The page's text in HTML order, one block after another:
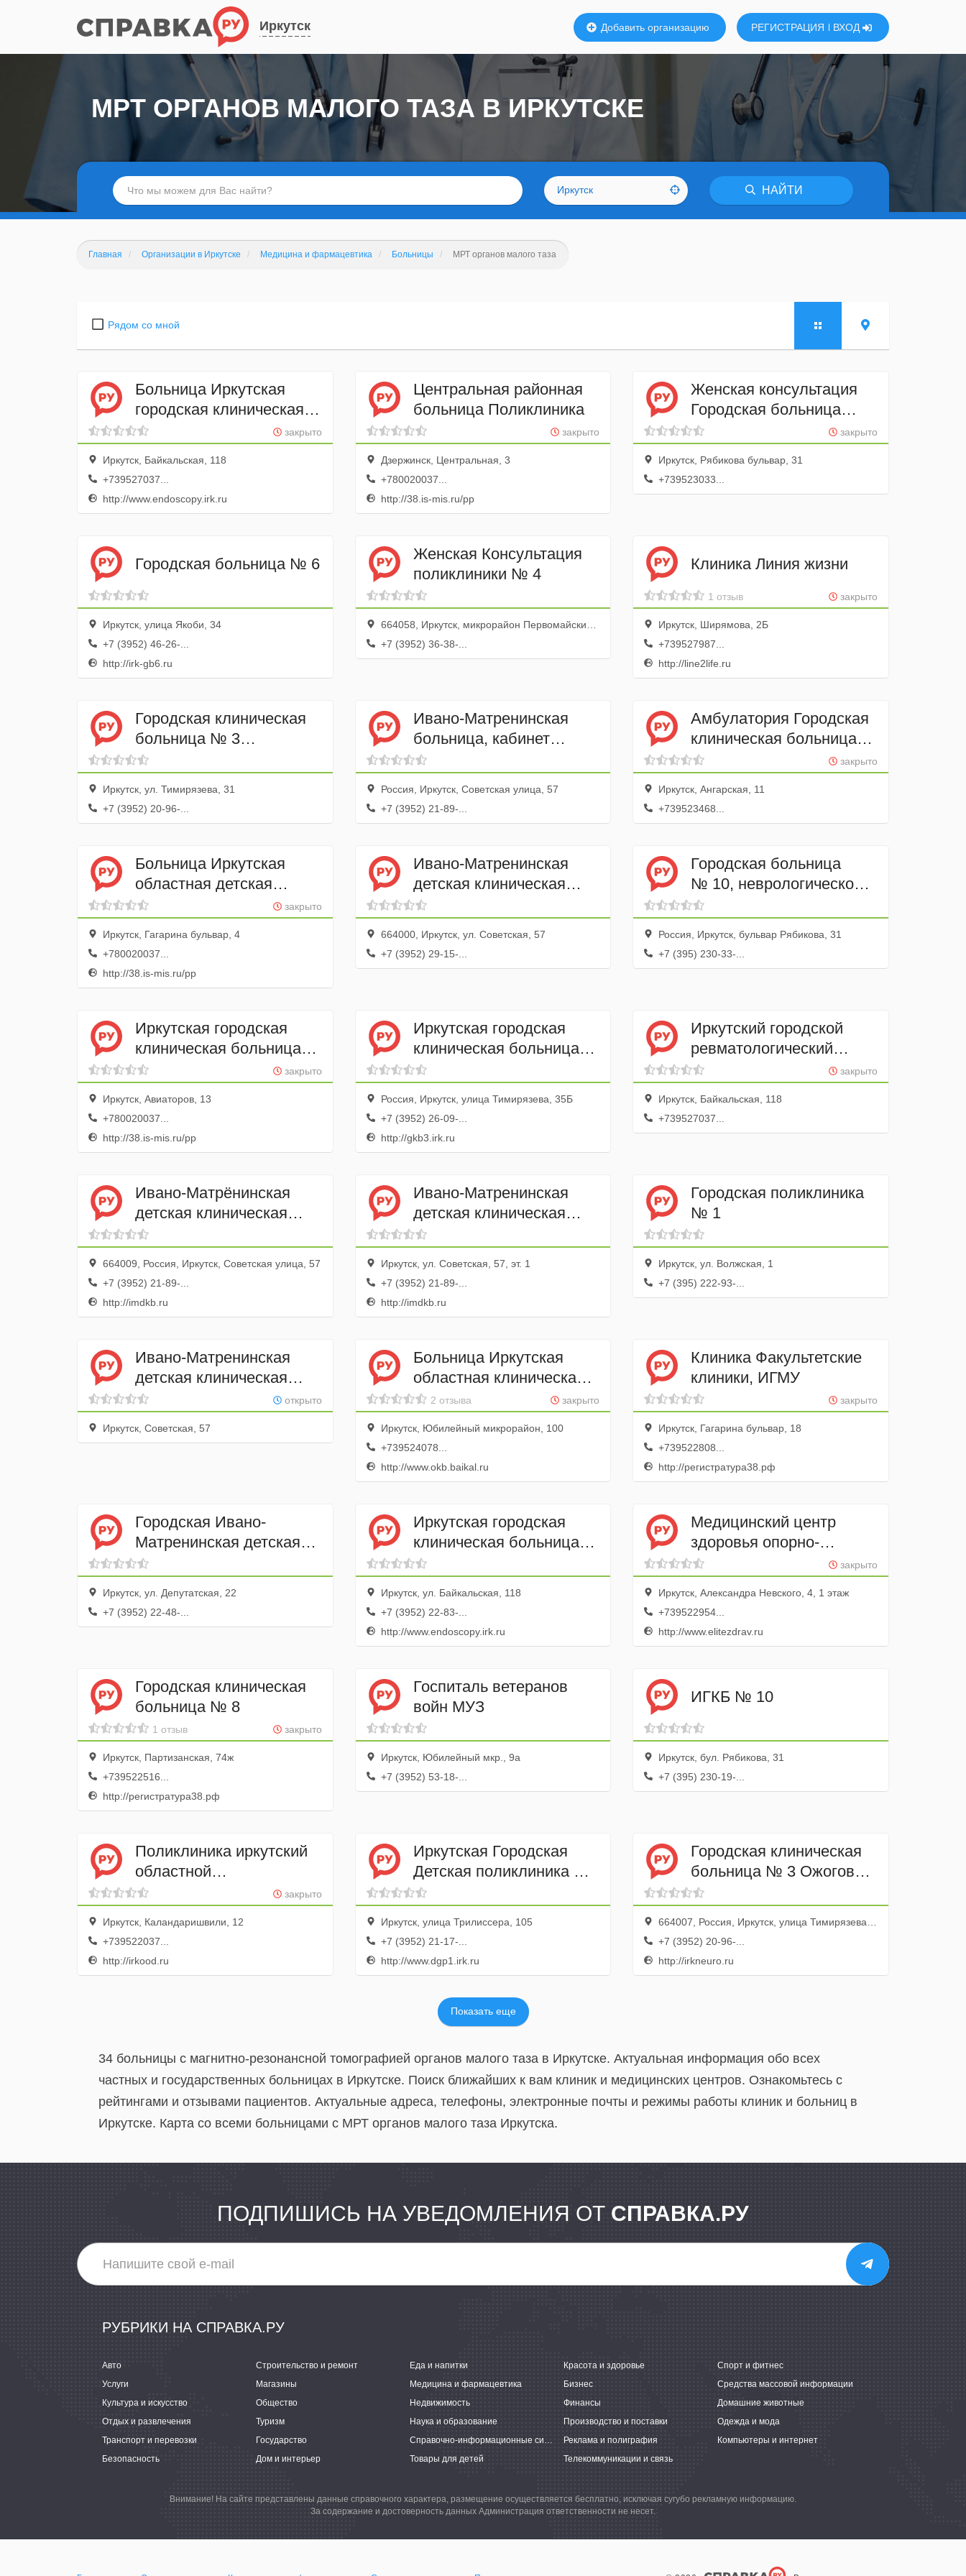
Иркутск Добавить организацию РЕГИСТРАЦИЯ ВХОД
Иркутск НАЙТИ
МРТ ОРГАНОВ МАЛОГО ТАЗА В ИРКУТСКЕ
Главная Организации в Иркутске Медицина и фармацевтика Больницы МРТ органов малого таза
Рядом со мной
Больница Иркутская
городская клиническая
больница № 1
закрыто
Иркутск, Байкальская, 118
+739527037...
http://www.endoscopy.irk.ru
Центральная районная
больница Поликлиника
закрыто
Дзержинск, Центральная, 3
+780020037...
http://38.is-mis.ru/pp
Женская консультация
Городская больница
№ 10
закрыто
Иркутск, Рябикова бульвар, 31
+739523033...
Городская больница № 6
Иркутск, улица Якоби, 34
+7 (3952) 46-26-...
http://irk-gb6.ru
Женская Консультация
поликлиники № 4
664058, Иркутск, микрорайон Первомайский, 23а
+7 (3952) 36-38-...
Клиника Линия жизни
закрыто
1 отзыв
Иркутск, Ширямова, 2Б
+739527987...
http://line2life.ru
Городская клиническая
больница № 3
Травматологическое
отделение № 1
Иркутск, ул. Тимирязева, 31
+7 (3952) 20-96-...
Ивано-Матренинская
больница, кабинет
экстренной стоматологии
Россия, Иркутск, Советская улица, 57
+7 (3952) 21-89-...
Амбулатория Городская
клиническая больница
№ 8
закрыто
Иркутск, Ангарская, 11
+739523468...
Больница Иркутская
областная детская
клиническая больницазакрыто
Иркутск, Гагарина бульвар, 4
+780020037...
http://38.is-mis.ru/pp
Ивано-Матренинская
детская клиническая
больница
664000, Иркутск, ул. Советская, 57
+7 (3952) 29-15-...
Городская больница
№ 10, неврологическое
отделение
Россия, Иркутск, бульвар Рябикова, 31
+7 (395) 230-33-...
Иркутская городская
клиническая больница
№ 1 Поликлиника № 12
закрыто
Иркутск, Авиаторов, 13
+780020037...
http://38.is-mis.ru/pp
Иркутская городская
клиническая больница
№ 3 поликлиника
Россия, Иркутск, улица Тимирязева, 35Б
+7 (3952) 26-09-...
http://gkb3.irk.ru
Иркутский городской
ревматологический
центр
закрыто
Иркутск, Байкальская, 118
+739527037...
Ивано-Матрёнинская
детская клиническая
больница
664009, Россия, Иркутск, Советская улица, 57
+7 (3952) 21-89-...
http://imdkb.ru
Ивано-Матренинская
детская клиническая
больница Отделение
Экстренной челюстно-
лицевая хирургия
Иркутск, ул. Советская, 57, эт. 1
+7 (3952) 21-89-...
http://imdkb.ru
Городская поликлиника
№ 1
Иркутск, ул. Волжская, 1
+7 (395) 222-93-...
Ивано-Матренинская
детская клиническая
больница Детский
травмпункт, Ивано-
Матренинская детская
открыто
Иркутск, Советская, 57
Больница Иркутская
областная клиническая
больница
закрыто
2 отзыва
Иркутск, Юбилейный микрорайон, 100
+739524078...
http://www.okb.baikal.ru
Клиника Факультетские
клиники, ИГМУ
закрыто
Иркутск, Гагарина бульвар, 18
+739522808...
http://регистратура38.рф
Городская Ивано-
Матренинская детская
клиническая больница
пульмонологическое
отделение
Иркутск, ул. Депутатская, 22
+7 (3952) 22-48-...
Иркутская городская
клиническая больница
№ 1 Эндоскопическое
отделение
Иркутск, ул. Байкальская, 118
+7 (3952) 22-83-...
http://www.endoscopy.irk.ru
Медицинский центр
здоровья опорно-
двигательной системы
Элитэ
закрыто
Иркутск, Александра Невского, 4, 1 этаж
+739522954...
http://www.elitezdrav.ru
Городская клиническая
больница № 8
закрыто
1 отзыв
Иркутск, Партизанская, 74ж
+739522516...
http://регистратура38.рф
Госпиталь ветеранов
войн МУЗ
Иркутск, Юбилейный мкр., 9а
+7 (3952) 53-18-...
ИГКБ № 10
Иркутск, бул. Рябикова, 31
+7 (395) 230-19-...
Поликлиника иркутский
областной
онкологический
диспансер
закрыто
Иркутск, Каландаришвили, 12
+739522037...
http://irkood.ru
Иркутская Городская
Детская поликлиника №
1
Иркутск, улица Трилиссера, 105
+7 (3952) 21-17-...
http://www.dgp1.irk.ru
Городская клиническая
больница № 3 Ожоговое
отделение
664007, Россия, Иркутск, улица Тимирязева, 31, эт. 2
+7 (3952) 20-96-...
http://irkneuro.ru
Показать еще
34 больницы с магнитно-резонансной томографией органов малого таза в Иркутске. Актуальная информация обо всех
частных и государственных больницах в Иркутске. Поиск ближайших к вам клиник и медицинских центров. Ознакомьтесь с
рейтингами и отзывами пациентов. Актуальные адреса, телефоны, электронные почты и режимы работы клиник и больниц в
Иркутске. Карта со всеми больницами с МРТ органов малого таза Иркутска.
ПОДПИШИСЬ НА УВЕДОМЛЕНИЯ ОТ СПРАВКА.РУ
РУБРИКИ НА СПРАВКА.РУ
Авто Строительство и ремонт Еда и напитки Красота и здоровье
Спорт и фитнес
Услуги
Магазины Медицина и фармацевтика Бизнес
Средства массовой информации
Культура и искусство
Общество Недвижимость Финансы
Домашние животные
Отдых и развлечения
Туризм Наука и образование Производство и поставки
Одежда и мода
Транспорт и перевозки
Государство Справочно-информационные системы Реклама и полиграфия
Компьютеры и интернет
Безопасность
Дом и интерьер Товары для детей Телекоммуникации и связь
Внимание! На сайте представлены данные справочного характера, размещение осуществляется бесплатно, исключая сугубо рекламную информацию.
За содержание и достоверность данных Администрация ответственности не несет.